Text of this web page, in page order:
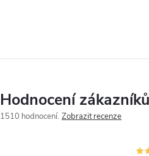
Hodnocení zákazníků
1510 hodnocení Zobrazit recenze